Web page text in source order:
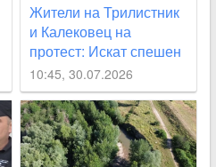
Жители на Трилистник
и Калековец на
протест: Искат спешен
ремонт на дигите по
река Стряма
10:45, 30.07.2026